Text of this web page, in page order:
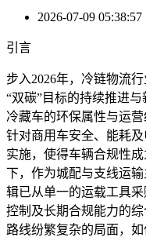
2026-07-09 05:38:57
引言
步入2026年，冷链物流
“双碳”目标的持续推进
冷藏车的环保属性与运
针对商用车安全、能耗
实施，使得车辆合规性
下，作为城配与支线运
辑已从单一的运载工具
控制及长期合规能力的
路线纷繁复杂的局面，